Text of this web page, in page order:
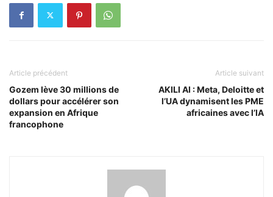
Article précédent
Gozem lève 30 millions de
dollars pour accélérer son
expansion en Afrique
francophone
Article suivant
AKILI AI : Meta, Deloitte et
l’UA dynamisent les PME
africaines avec l’IA